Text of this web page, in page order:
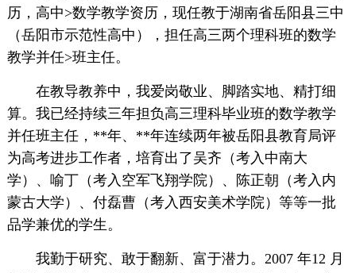
历，高中>数学教学资历，现任教于湖南省岳阳县三中
（岳阳市示范性高中），担任高三两个理科班的数学
教学并任>班主任。
在教导教养中，我爱岗敬业、脚踏实地、精打细
算。我已经持续三年担负高三理科毕业班的数学教学
并任班主任，**年、**年连续两年被岳阳县教育局评
为高考进步工作者，培育出了吴齐（考入中南大
学）、喻丁（考入空军飞翔学院）、陈正朝（考入内
蒙古大学）、付磊曹（考入西安美术学院）等等一批
品学兼优的学生。
我勤于研究、敢于翻新、富于潜力。2007 年12 月